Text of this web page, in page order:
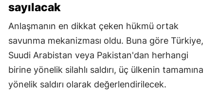
sayılacak
Anlaşmanın en dikkat çeken hükmü ortak
savunma mekanizması oldu. Buna göre Türkiye,
Suudi Arabistan veya Pakistan'dan herhangi
birine yönelik silahlı saldırı, üç ülkenin tamamına
yönelik saldırı olarak değerlendirilecek.